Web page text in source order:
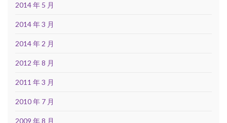
2014 年 5 月
2014 年 3 月
2014 年 2 月
2012 年 8 月
2011 年 3 月
2010 年 7 月
2009 年 8 月